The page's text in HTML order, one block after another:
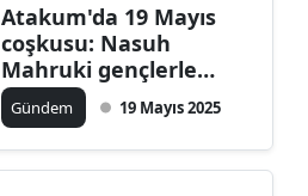
Malatya
Manisa
Kahramanmaraş
Atakum'da 19 Mayıs
coşkusu: Nasuh
Mahruki gençlerle
buluştu, sanatçılar
sergi açtı
Gündem 19 Mayıs 2025